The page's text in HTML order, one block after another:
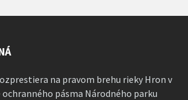
na pravom brehu rieky Hron v
pásma Národného parku